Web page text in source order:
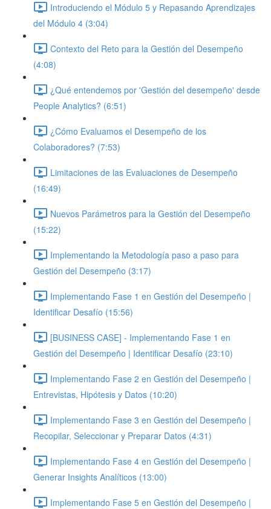
Introduciendo el Módulo 5 y Repasando Aprendizajes
del Módulo 4 (3:04)
Contexto del Reto para la Gestión del Desempeño
(4:08)
¿Qué entendemos por 'Gestión del desempeño' desde
People Analytics? (6:51)
¿Cómo Evaluamos el Desempeño de los
Colaboradores? (7:53)
Limitaciones de las Evaluaciones de Desempeño
(16:49)
Nuevos Parámetros para la Gestión del Desempeño
(15:22)
Implementando la Metodología paso a paso para
Gestión del Desempeño (3:17)
Implementando Fase 1 en Gestión del Desempeño |
Identificar Desafío (15:56)
[BUSINESS CASE] - Implementando Fase 1 en
Gestión del Desempeño | Identificar Desafío (23:10)
Implementando Fase 2 en Gestión del Desempeño |
Entrevistas, Hipótesis y Datos (10:20)
Implementando Fase 3 en Gestión del Desempeño |
Recopilar, Seleccionar y Preparar Datos (4:31)
Implementando Fase 4 en Gestión del Desempeño |
Generar Insights Analíticos (13:00)
Implementando Fase 5 en Gestión del Desempeño |